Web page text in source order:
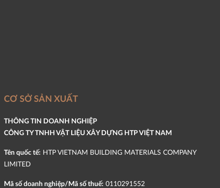
CƠ SỞ SẢN XUẤT
THÔNG TIN DOANH NGHIỆP
CÔNG TY TNHH VẬT LIỆU XÂY DỰNG HTP VIỆT NAM
Tên quốc tế: HTP VIETNAM BUILDING MATERIALS COMPANY
LIMITED
Mã số doanh nghiệp/Mã số thuế: 0110291552